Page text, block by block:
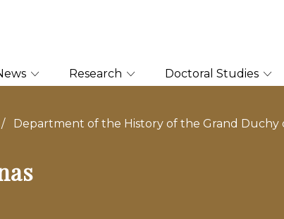
Research Doctoral Studies
/ Department of the History of the Grand Duchy